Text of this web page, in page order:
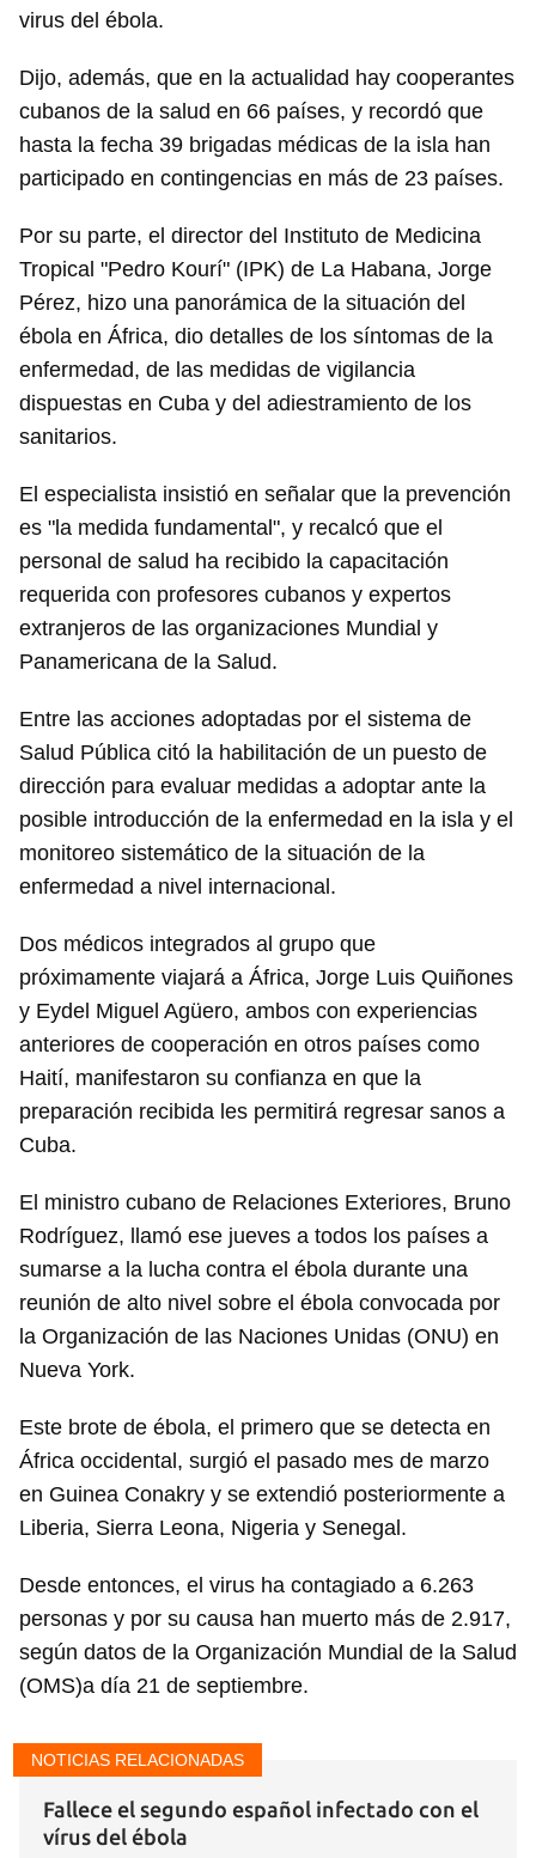
virus del ébola.
Dijo, además, que en la actualidad hay cooperantes
cubanos de la salud en 66 países, y recordó que
hasta la fecha 39 brigadas médicas de la isla han
participado en contingencias en más de 23 países.
Por su parte, el director del Instituto de Medicina
Tropical "Pedro Kourí" (IPK) de La Habana, Jorge
Pérez, hizo una panorámica de la situación del
ébola en África, dio detalles de los síntomas de la
enfermedad, de las medidas de vigilancia
dispuestas en Cuba y del adiestramiento de los
sanitarios.
El especialista insistió en señalar que la prevención
es "la medida fundamental", y recalcó que el
personal de salud ha recibido la capacitación
requerida con profesores cubanos y expertos
extranjeros de las organizaciones Mundial y
Panamericana de la Salud.
Entre las acciones adoptadas por el sistema de
Salud Pública citó la habilitación de un puesto de
dirección para evaluar medidas a adoptar ante la
posible introducción de la enfermedad en la isla y el
monitoreo sistemático de la situación de la
enfermedad a nivel internacional.
Dos médicos integrados al grupo que
próximamente viajará a África, Jorge Luis Quiñones
y Eydel Miguel Agüero, ambos con experiencias
anteriores de cooperación en otros países como
Haití, manifestaron su confianza en que la
preparación recibida les permitirá regresar sanos a
Cuba.
El ministro cubano de Relaciones Exteriores, Bruno
Rodríguez, llamó ese jueves a todos los países a
sumarse a la lucha contra el ébola durante una
reunión de alto nivel sobre el ébola convocada por
la Organización de las Naciones Unidas (ONU) en
Nueva York.
Este brote de ébola, el primero que se detecta en
África occidental, surgió el pasado mes de marzo
en Guinea Conakry y se extendió posteriormente a
Liberia, Sierra Leona, Nigeria y Senegal.
Desde entonces, el virus ha contagiado a 6.263
personas y por su causa han muerto más de 2.917,
según datos de la Organización Mundial de la Salud
(OMS)a día 21 de septiembre.
NOTICIAS RELACIONADAS
Fallece el segundo español infectado con el
vírus del ébola